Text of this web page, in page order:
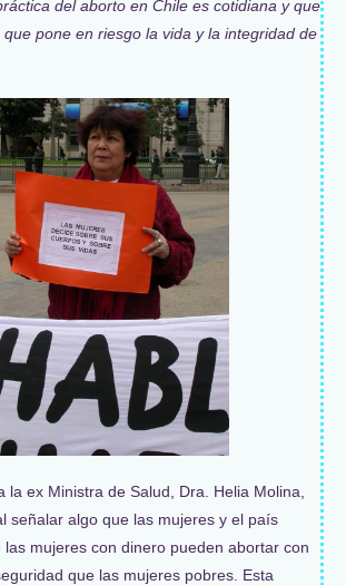
del aborto en Chile es cotidiana y que
pone en riesgo la vida y la integridad de
la ex Ministra de Salud, Dra. Helia Molina,
señalar algo que las mujeres y el país
las mujeres con dinero pueden abortar con
que las mujeres pobres. Esta